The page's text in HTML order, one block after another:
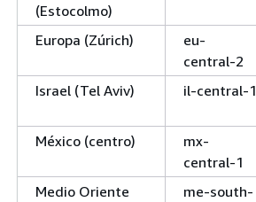
(Estocolmo)
Europa (Zúrich)
eu-
central-2
Israel (Tel Aviv)
il-central-1
México (centro)
mx-
central-1
Medio Oriente
me-south-